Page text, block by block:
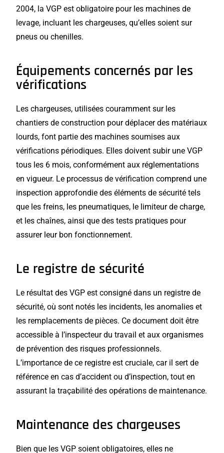
2004, la VGP est obligatoire pour les machines de
levage, incluant les chargeuses, qu’elles soient sur
pneus ou chenilles.
Équipements concernés par les
vérifications
Les chargeuses, utilisées couramment sur les
chantiers de construction pour déplacer des matériaux
lourds, font partie des machines soumises aux
vérifications périodiques. Elles doivent subir une VGP
tous les 6 mois, conformément aux réglementations
en vigueur. Le processus de vérification comprend une
inspection approfondie des éléments de sécurité tels
que les freins, les pneumatiques, le limiteur de charge,
et les chaînes, ainsi que des tests pratiques pour
assurer leur bon fonctionnement.
Le registre de sécurité
Le résultat des VGP est consigné dans un registre de
sécurité, où sont notés les incidents, les anomalies et
les remplacements de pièces. Ce document doit être
accessible à l’inspecteur du travail et aux organismes
de prévention des risques professionnels.
L’importance de ce registre est cruciale, car il sert de
référence en cas d’accident ou d’inspection, tout en
assurant la traçabilité des opérations de maintenance.
Maintenance des chargeuses
Bien que les VGP soient obligatoires, elles ne